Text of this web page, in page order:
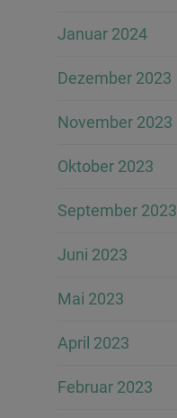
Januar 2024
Dezember 2023
November 2023
Oktober 2023
September 2023
Juni 2023
Mai 2023
April 2023
Februar 2023